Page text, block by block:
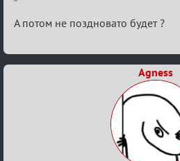
А потом не поздновато будет ?
Agness